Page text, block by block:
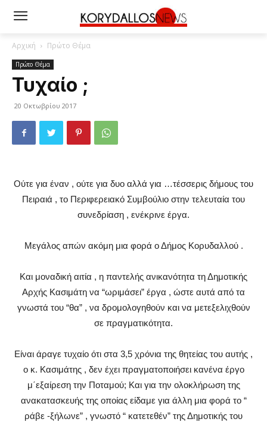
Αρχική Πρώτο Θέμα
Πρώτο Θέμα
Τυχαίο ;
20 Οκτωβρίου 2017
Ούτε για έναν , ούτε για δυο αλλά για …τέσσερις δήμους του
Πειραιά , το Περιφερειακό Συμβούλιο στην τελευταία του
συνεδρίαση , ενέκρινε έργα.
Μεγάλος απών ακόμη μια φορά ο Δήμος Κορυδαλλού .
Και μοναδική αιτία , η παντελής ανικανότητα τη Δημοτικής
Αρχής Κασιμάτη να “ωριμάσει” έργα , ώστε αυτά από τα
γνωστά του “θα” , να δρομολογηθούν και να μετεξελιχθούν
σε πραγματικότητα.
Είναι άραγε τυχαίο ότι στα 3,5 χρόνια της θητείας του αυτής ,
ο κ. Κασιμάτης , δεν έχει πραγματοποιήσει κανένα έργο
μ΄εξαίρεση την Ποταμού; Και για την ολοκλήρωση της
ανακατασκευής της οποίας είδαμε για άλλη μια φορά το “
ράβε -ξήλωνε” , γνωστό “ κατετεθέν” της Δημοτικής του